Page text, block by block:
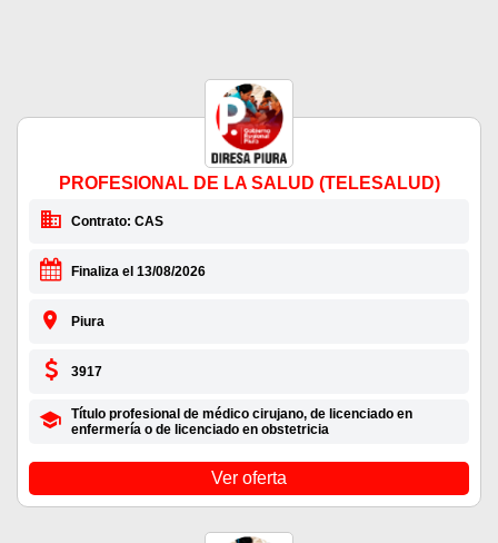
PROFESIONAL DE LA SALUD (TELESALUD)
Contrato: CAS
Finaliza el 13/08/2026
Piura
3917
Título profesional de médico cirujano, de licenciado en
enfermería o de licenciado en obstetricia
Ver oferta